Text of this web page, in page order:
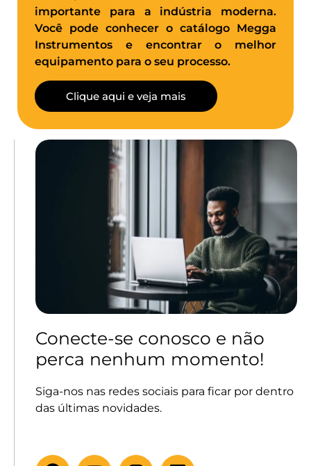
importante para a indústria moderna.
Você pode conhecer o catálogo Megga
Instrumentos e encontrar o melhor
equipamento para o seu processo.
Clique aqui e veja mais
Conecte-se conosco e não
perca nenhum momento!
Siga-nos nas redes sociais para ficar por dentro
das últimas novidades.